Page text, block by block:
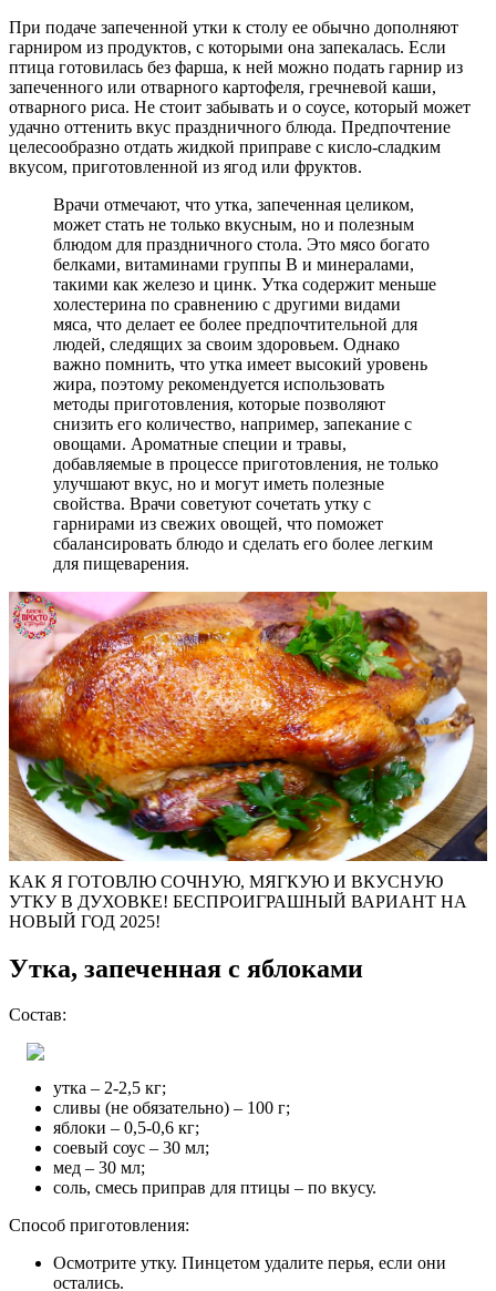
При подаче запеченной утки к столу ее обычно дополняют
гарниром из продуктов, с которыми она запекалась. Если
птица готовилась без фарша, к ней можно подать гарнир из
запеченного или отварного картофеля, гречневой каши,
отварного риса. Не стоит забывать и о соусе, который может
удачно оттенить вкус праздничного блюда. Предпочтение
целесообразно отдать жидкой приправе с кисло-сладким
вкусом, приготовленной из ягод или фруктов.
Врачи отмечают, что утка, запеченная целиком,
может стать не только вкусным, но и полезным
блюдом для праздничного стола. Это мясо богато
белками, витаминами группы B и минералами,
такими как железо и цинк. Утка содержит меньше
холестерина по сравнению с другими видами
мяса, что делает ее более предпочтительной для
людей, следящих за своим здоровьем. Однако
важно помнить, что утка имеет высокий уровень
жира, поэтому рекомендуется использовать
методы приготовления, которые позволяют
снизить его количество, например, запекание с
овощами. Ароматные специи и травы,
добавляемые в процессе приготовления, не только
улучшают вкус, но и могут иметь полезные
свойства. Врачи советуют сочетать утку с
гарнирами из свежих овощей, что поможет
сбалансировать блюдо и сделать его более легким
для пищеварения.
КАК Я ГОТОВЛЮ СОЧНУЮ, МЯГКУЮ И ВКУСНУЮ
УТКУ В ДУХОВКЕ! БЕСПРОИГРАШНЫЙ ВАРИАНТ НА
НОВЫЙ ГОД 2025!
Утка, запеченная с яблоками
Состав:
утка – 2-2,5 кг;
сливы (не обязательно) – 100 г;
яблоки – 0,5-0,6 кг;
соевый соус – 30 мл;
мед – 30 мл;
соль, смесь приправ для птицы – по вкусу.
Способ приготовления:
Осмотрите утку. Пинцетом удалите перья, если они
остались.